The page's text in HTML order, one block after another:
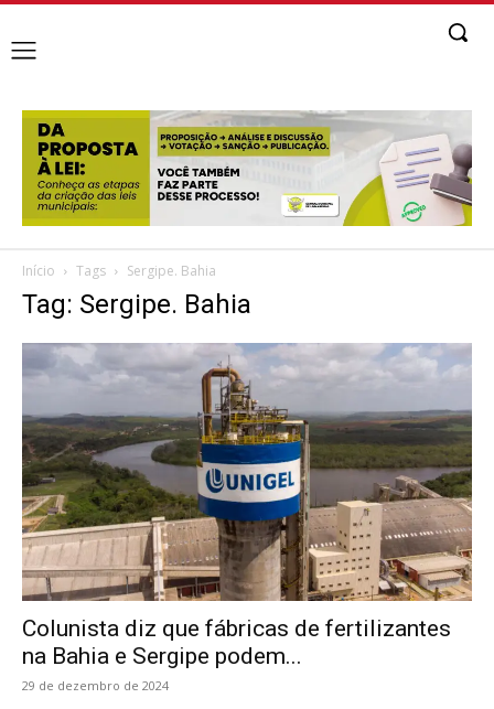
Início Tags Sergipe. Bahia
Tag: Sergipe. Bahia
Colunista diz que fábricas de fertilizantes
na Bahia e Sergipe podem...
29 de dezembro de 2024